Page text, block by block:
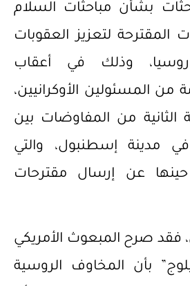
بشأن مباحثات السلام
المقترحة لتعزيز العقوبات
روسيا، وذلك في أعقاب
من المسئولين الأوكرانيين،
الثانية من المفاوضات بين
في مدينة إسطنبول، والتي
عن إرسال مقترحات
صرح المبعوث الأمريكي
بأن المخاوف الروسية